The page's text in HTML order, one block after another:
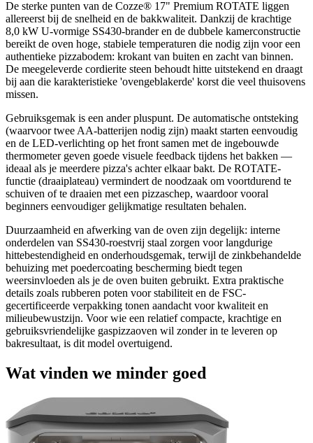
De sterke punten van de Cozze® 17" Premium ROTATE liggen
allereerst bij de snelheid en de bakkwaliteit. Dankzij de krachtige
8,0 kW U-vormige SS430-brander en de dubbele kamerconstructie
bereikt de oven hoge, stabiele temperaturen die nodig zijn voor een
authentieke pizzabodem: krokant van buiten en zacht van binnen.
De meegeleverde cordierite steen behoudt hitte uitstekend en draagt
bij aan die karakteristieke 'ovengeblakerde' korst die veel thuisovens
missen.
Gebruiksgemak is een ander pluspunt. De automatische ontsteking
(waarvoor twee AA-batterijen nodig zijn) maakt starten eenvoudig
en de LED-verlichting op het front samen met de ingebouwde
thermometer geven goede visuele feedback tijdens het bakken —
ideaal als je meerdere pizza's achter elkaar bakt. De ROTATE-
functie (draaiplateau) vermindert de noodzaak om voortdurend te
schuiven of te draaien met een pizzaschep, waardoor vooral
beginners eenvoudiger gelijkmatige resultaten behalen.
Duurzaamheid en afwerking van de oven zijn degelijk: interne
onderdelen van SS430-roestvrij staal zorgen voor langdurige
hittebestendigheid en onderhoudsgemak, terwijl de zinkbehandelde
behuizing met poedercoating bescherming biedt tegen
weersinvloeden als je de oven buiten gebruikt. Extra praktische
details zoals rubberen poten voor stabiliteit en de FSC-
gecertificeerde verpakking tonen aandacht voor kwaliteit en
milieubewustzijn. Voor wie een relatief compacte, krachtige en
gebruiksvriendelijke gaspizzaoven wil zonder in te leveren op
bakresultaat, is dit model overtuigend.
Wat vinden we minder goed